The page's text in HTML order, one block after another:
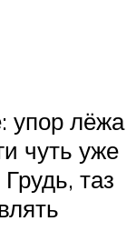
упор лёжа
чуть уже
таз